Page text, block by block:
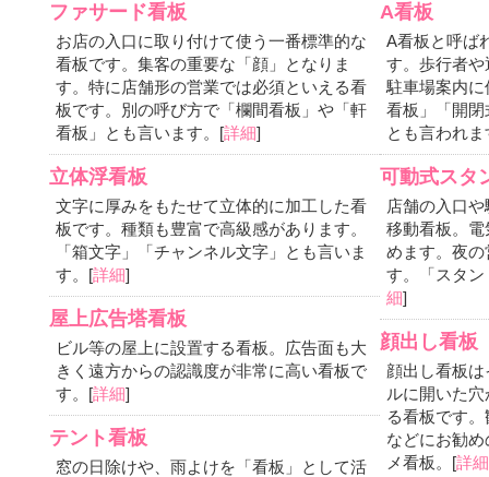
ファサード看板
お店の入口に取り付けて使う一番標準的な
看板です。集客の重要な「顔」となりま
す。特に店舗形の営業では必須といえる看
板です。別の呼び方で「欄間看板」や「軒
看板」とも言います。[詳細]
立体浮看板
文字に厚みをもたせて立体的に加工した看
板です。種類も豊富で高級感があります。
「箱文字」「チャンネル文字」とも言いま
す。[詳細]
屋上広告塔看板
ビル等の屋上に設置する看板。広告面も大
きく遠方からの認識度が非常に高い看板で
す。[詳細]
テント看板
窓の日除けや、雨よけを「看板」として活
A看板
A看板と呼ば
す。歩行者
駐車場案内
看板」「開
とも言われま
可動式スタ
店舗の入口
移動看板。
めます。夜
す。「スタ
細]
顔出し看板
顔出し看板
ルに開いた
る看板です
などにお勧
メ看板。[詳細